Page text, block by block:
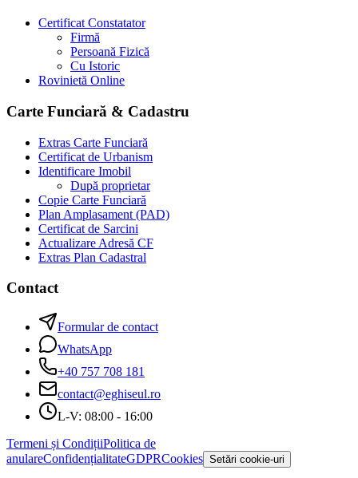
Certificat Constatator
Firmă
Persoană Fizică
Cu Istoric
Rovinietă Online
Carte Funciară & Cadastru
Extras Carte Funciară
Certificat de Urbanism
Identificare Imobil
După proprietar
Copie Carte Funciară
Plan Amplasament (PAD)
Certificat de Sarcini
Actualizare Adresă CF
Extras Plan Cadastral
Contact
Formular de contact
WhatsApp
+40 757 708 181
contact@eghiseul.ro
L-V: 08:00 - 16:00
Termeni și CondițiiPolitica de
anulareConfidențialitateGDPRCookies Setări cookie-uri